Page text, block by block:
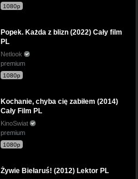
1080p
Popek. Każda z blizn (2022) Cały film
PL
Netlook
premium
1080p
Kochanie, chyba cię zabiłem (2014)
Cały Film PL
KinoSwiat
premium
1080p
Żywie Biełaruś! (2012) Lektor PL